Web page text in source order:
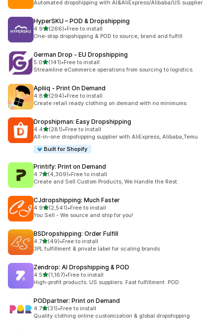
Automated dropshipping with AI&AliExpress/Alibaba/US supplier
HyperSKU – POD & Dropshipping
4.95つ星中
(266)
合計レビュー数：266件
•Free to install
One-stop dropshipping & POD to source, brand and fulfill
German Drop ‑ EU Dropshipping
5.05つ星中
(141)
合計レビュー数：141件
•Free to install
Streamline eCommerce operations from sourcing to logistics.
Apliiq ‑ Print On Demand
4.85つ星中
(294)
合計レビュー数：294件
•Free to install
Create retail ready clothing on demand with no minimums
Dropshipman: Easy Dropshipping
4.45つ星中
(281)
合計レビュー数：281件
•Free to install
All-in-one dropshipping supplier with AliExpress, Alibaba,Temu
Built for Shopify
Printify: Print on Demand
4.75つ星中
(4,309)
合計レビュー数：4309件
•Free to install
Create and Sell Custom Products, We Handle the Rest.
CJdropshipping: Much Faster
4.95つ星中
(2,541)
合計レビュー数：2541件
•Free to install
You Sell - We source and ship for you!
BSDropshipping: Order Fulfill
4.75つ星中
(49)
合計レビュー数：49件
•Free to install
3PL fulfillment & private label for scaling brands
Zendrop: AI Dropshipping & POD
4.55つ星中
(1,167)
合計レビュー数：1167件
•Free to install
High-profit products. US suppliers. Fast fulfillment. POD.
PODpartner: Print on Demand
4.75つ星中
(31)
合計レビュー数：31件
•Free to install
Quality clothing online customization & global dropshipping